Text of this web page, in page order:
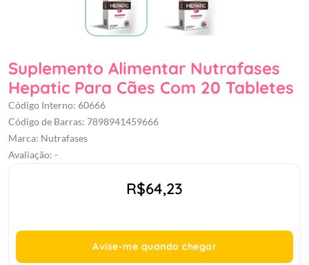
Suplemento Alimentar Nutrafases
Hepatic Para Cães Com 20 Tabletes
Código Interno: 60666
Código de Barras: 7898941459666
Marca: Nutrafases
Avaliação: -
R$64,23
Avise-me quando chegar